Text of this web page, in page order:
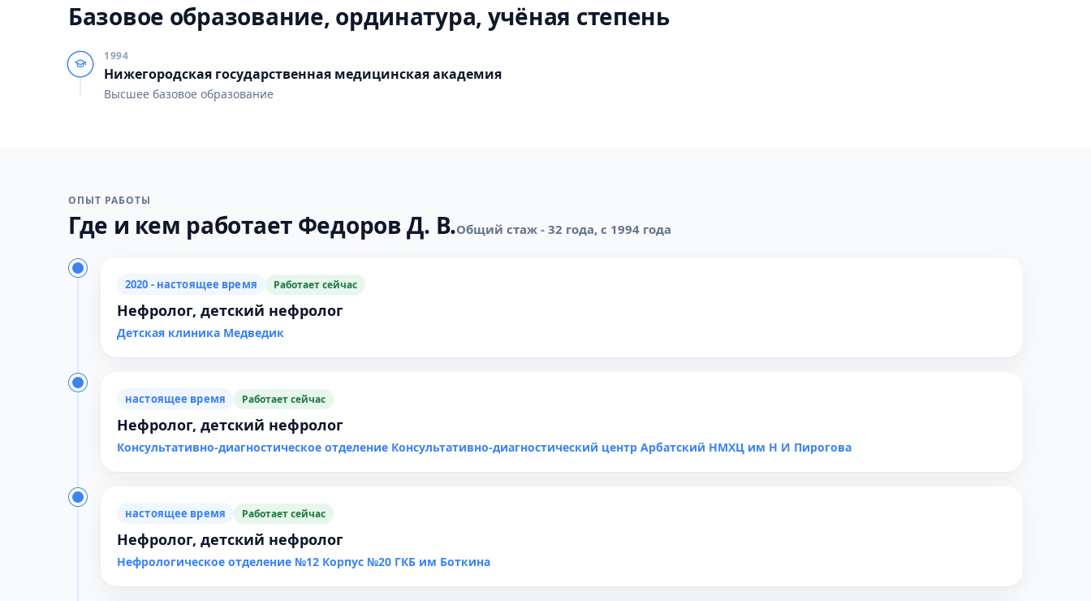
Базовое образование, ординатура, учёная степень
1994
Нижегородская государственная медицинская академия
Высшее базовое образование
ОПЫТ РАБОТЫ
Где и кем работает Федоров Д. В.Общий стаж - 32 года, с 1994 года
2020 - настоящее время Работает сейчас
Нефролог, детский нефролог
Детская клиника Медведик
настоящее время Работает сейчас
Нефролог, детский нефролог
Консультативно-диагностическое отделение Консультативно-диагностический центр Арбатский НМХЦ им Н И Пирогова
настоящее время Работает сейчас
Нефролог, детский нефролог
Нефрологическое отделение №12 Корпус №20 ГКБ им Боткина